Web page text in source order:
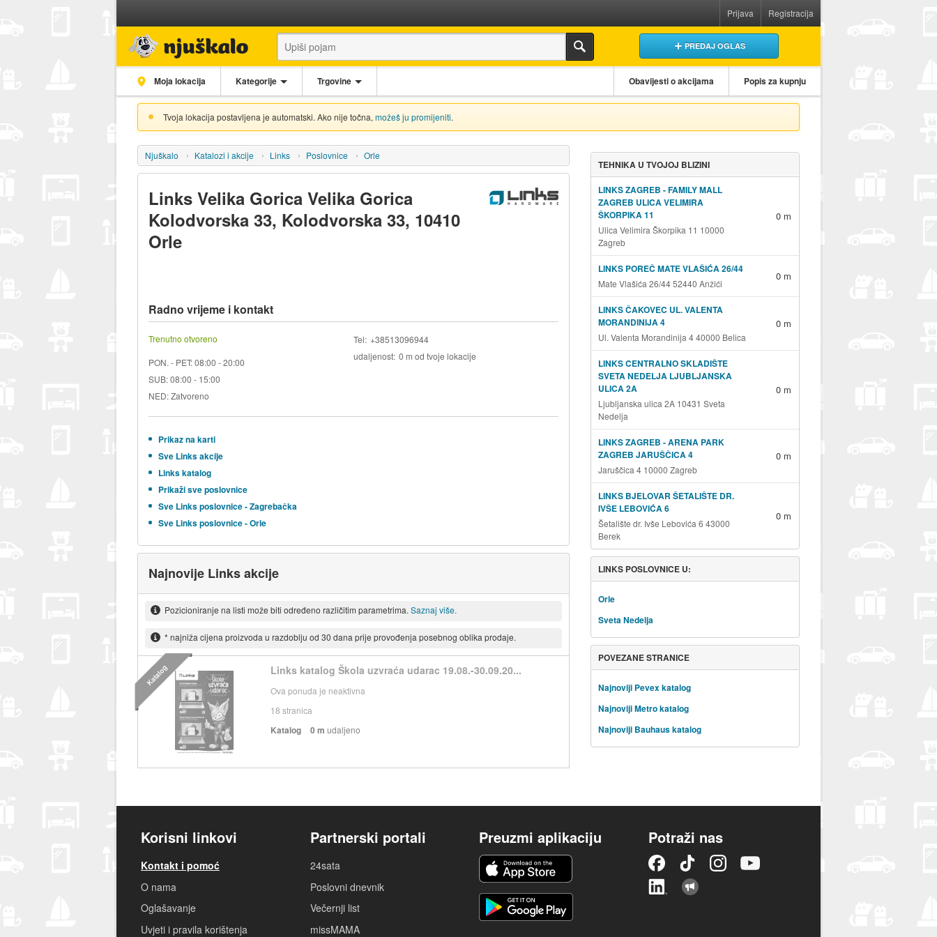
Prijava Registracija
PREDAJ OGLAS
Moja lokacija Kategorije Trgovine Obavijesti o akcijama Popis za kupnju
Tvoja lokacija postavljena je automatski. Ako nije točna, možeš ju promijeniti.
Njuškalo Katalozi i akcije Links Poslovnice Orle
Links Velika Gorica Velika Gorica
Kolodvorska 33, Kolodvorska 33, 10410
Orle
Radno vrijeme i kontakt
Trenutno otvoreno
PON. - PET: 08:00 - 20:00
SUB: 08:00 - 15:00
NED: Zatvoreno
Tel +38513096944
udaljenost 0 m od tvoje lokacije
Prikaz na karti
Sve Links akcije
Links katalog
Prikaži sve poslovnice
Sve Links poslovnice - Zagrebačka
Sve Links poslovnice - Orle
Najnovije Links akcije
Pozicioniranje na listi može biti određeno različitim parametrima. Saznaj više.
* najniža cijena proizvoda u razdoblju od 30 dana prije provođenja posebnog oblika prodaje.
Links katalog Škola uzvraća udarac 19.08.-30.09.20...
Ova ponuda je neaktivna
18 stranica
Katalog 0 m udaljeno
Katalog
TEHNIKA U TVOJOJ BLIZINI
LINKS ZAGREB - FAMILY MALL
ZAGREB ULICA VELIMIRA
ŠKORPIKA 11
Ulica Velimira Škorpika 11 10000
Zagreb
0 m
LINKS POREČ MATE VLAŠIĆA 26/44
Mate Vlašića 26/44 52440 Anžići
0 m
LINKS ČAKOVEC UL. VALENTA
MORANDINIJA 4
Ul. Valenta Morandinija 4 40000 Belica
0 m
LINKS CENTRALNO SKLADIŠTE
SVETA NEDELJA LJUBLJANSKA
ULICA 2A
Ljubljanska ulica 2A 10431 Sveta
Nedelja
0 m
LINKS ZAGREB - ARENA PARK
ZAGREB JARUŠČICA 4
Jaruščica 4 10000 Zagreb
0 m
LINKS BJELOVAR ŠETALIŠTE DR.
IVŠE LEBOVIĆA 6
Šetalište dr. Ivše Lebovića 6 43000
Berek
0 m
LINKS POSLOVNICE U:
Orle
Sveta Nedelja
POVEZANE STRANICE
Najnoviji Pevex katalog
Najnoviji Metro katalog
Najnoviji Bauhaus katalog
Korisni linkovi
Kontakt i pomoć
O nama
Oglašavanje
Uvjeti i pravila korištenja
Partnerski portali
24sata
Poslovni dnevnik
Večernji list
missMAMA
Preuzmi aplikaciju Potraži nas